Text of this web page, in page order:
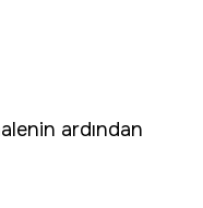
ardından